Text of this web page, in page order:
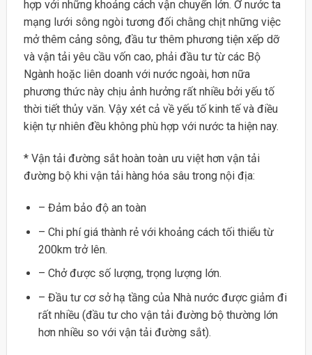
hợp với những khoảng cách vận chuyển lớn. Ở nước ta
mạng lưới sông ngòi tương đối chằng chịt những việc
mở thêm cảng sông, đầu tư thêm phương tiện xếp dỡ
và vận tải yêu cầu vốn cao, phải đầu tư từ các Bộ
Ngành hoặc liên doanh với nước ngoài, hơn nữa
phương thức này chịu ảnh hưởng rất nhiều bởi yếu tố
thời tiết thủy văn. Vậy xét cả về yếu tố kinh tế và điều
kiện tự nhiên đều không phù hợp với nước ta hiện nay.
* Vận tải đường sắt hoàn toàn ưu việt hơn vận tải
đường bộ khi vận tải hàng hóa sâu trong nội địa:
– Đảm bảo độ an toàn
– Chi phí giá thành rẻ với khoảng cách tối thiểu từ
200km trở lên.
– Chở được số lượng, trọng lượng lớn.
– Đầu tư cơ sở hạ tầng của Nhà nước được giảm đi
rất nhiều (đầu tư cho vận tải đường bộ thường lớn
hơn nhiều so với vận tải đường sắt).